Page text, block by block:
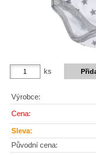
ks
Výrobce:
Cena:
Sleva:
Původní cena: